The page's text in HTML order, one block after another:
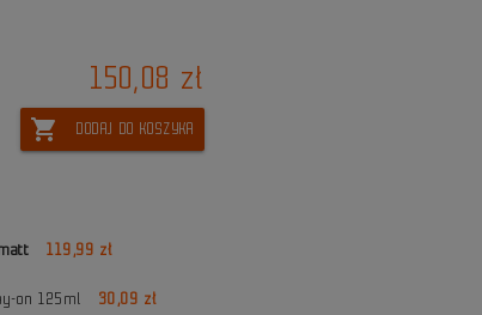
150,08 zł
shopping_cart DODAJ DO KOSZYKA
119,99 zł
on 125ml 30,09 zł